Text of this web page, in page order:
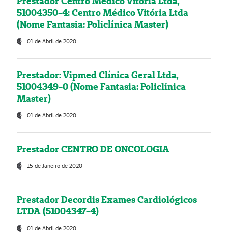
51004350-4: Centro Médico Vitória Ltda
(Nome Fantasia: Policlínica Master)
01 de Abril de 2020
Prestador: Vipmed Clínica Geral Ltda,
51004349-0 (Nome Fantasia: Policlínica
Master)
01 de Abril de 2020
Prestador CENTRO DE ONCOLOGIA
15 de Janeiro de 2020
Prestador Decordis Exames Cardiológicos
LTDA (51004347-4)
01 de Abril de 2020